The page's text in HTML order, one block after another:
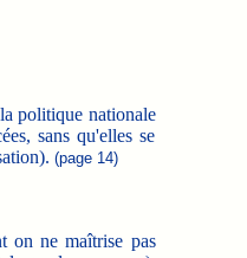
politique nationale
sans qu'elles se
(page 14)
on ne maîtrise pas